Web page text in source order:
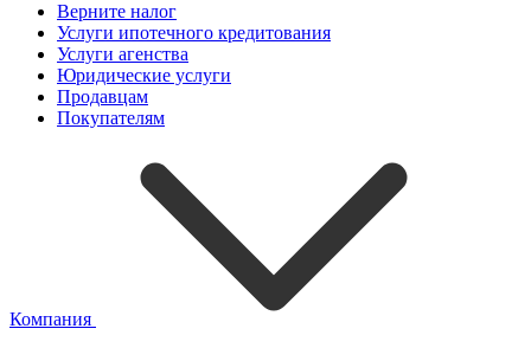
Верните налог
Услуги ипотечного кредитования
Услуги агенства
Юридические услуги
Продавцам
Покупателям
Компания